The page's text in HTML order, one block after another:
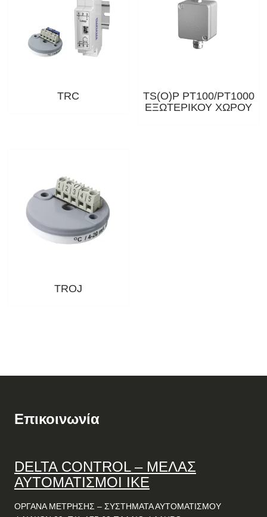
TRC
TS(O)P PT100/PT1000
ΕΞΩΤΕΡΙΚΟΥ ΧΩΡΟΥ
TROJ
Επικοινωνία
DELTA CONTROL– ΜΕΛΑΣ
ΑΥΤΟΜΑΤΙΣΜΟΙ ΙΚΕ
ΟΡΓΑΝΑ ΜΕΤΡΗΣΗΣ – ΣΥΣΤΗΜΑΤΑ ΑΥΤΟΜΑΤΙΣΜΟΥ